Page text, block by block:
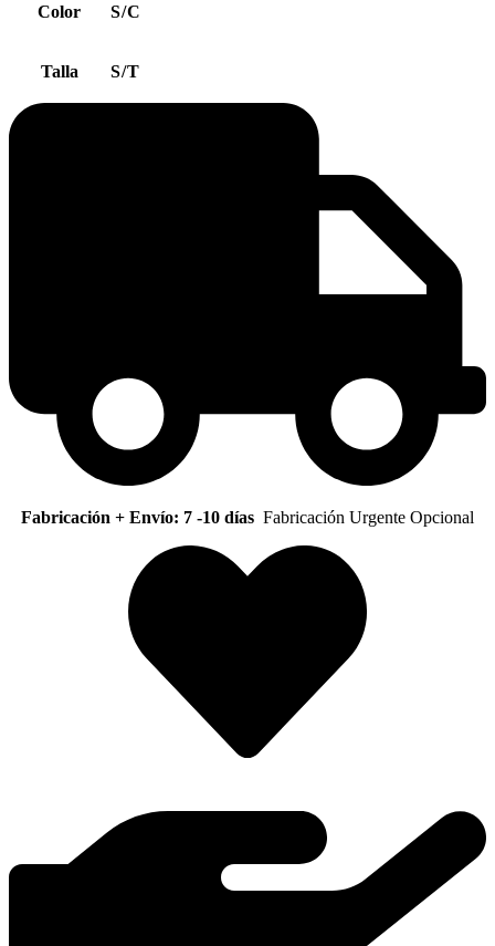
Color S/C
Talla S/T
Fabricación + Envío: 7 -10 días Fabricación Urgente Opcional